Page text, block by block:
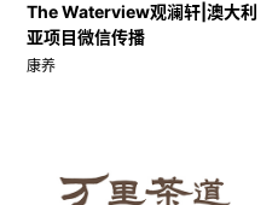
The Waterview观澜轩|澳大利
亚项目微信传播
康养